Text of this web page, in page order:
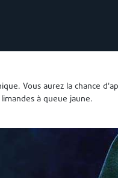
Vous aurez la chance
à queue jaune.